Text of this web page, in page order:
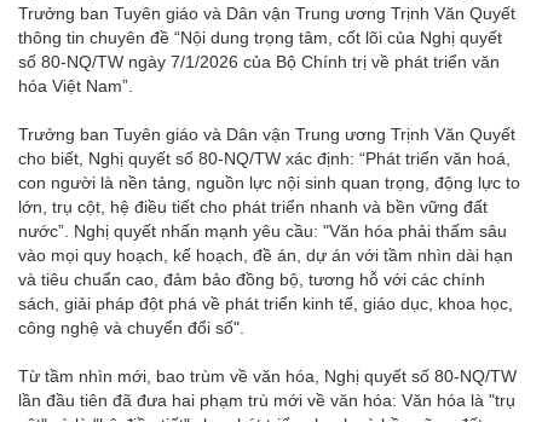
Trưởng ban Tuyên giáo và Dân vận Trung ương Trịnh Văn Quyết
thông tin chuyên đề “Nội dung trọng tâm, cốt lõi của Nghị quyết
số 80-NQ/TW ngày 7/1/2026 của Bộ Chính trị về phát triển văn
hóa Việt Nam”.
Trưởng ban Tuyên giáo và Dân vận Trung ương Trịnh Văn Quyết
cho biết, Nghị quyết số 80-NQ/TW xác định: “Phát triển văn hoá,
con người là nền tảng, nguồn lực nội sinh quan trọng, động lực to
lớn, trụ cột, hệ điều tiết cho phát triển nhanh và bền vững đất
nước”. Nghị quyết nhấn mạnh yêu cầu: "Văn hóa phải thấm sâu
vào mọi quy hoạch, kế hoạch, đề án, dự án với tầm nhìn dài hạn
và tiêu chuẩn cao, đảm bảo đồng bộ, tương hỗ với các chính
sách, giải pháp đột phá về phát triển kinh tế, giáo dục, khoa học,
công nghệ và chuyển đổi số".
Từ tầm nhìn mới, bao trùm về văn hóa, Nghị quyết số 80-NQ/TW
lần đầu tiên đã đưa hai phạm trù mới về văn hóa: Văn hóa là "trụ